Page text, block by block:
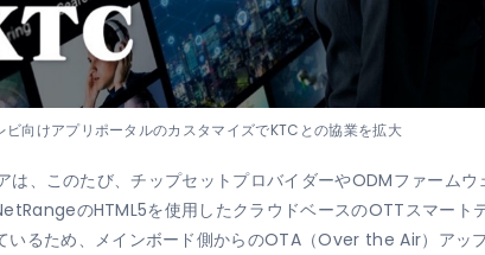
向けアプリポータルのカスタマイズでKTCとの協業を拡大
、このたび、チップセットプロバイダーやODMファームウ
のHTML5を使用したクラウドベースのOTTスマー
るため、メインボード側からのOTA（Over the Air）アップ